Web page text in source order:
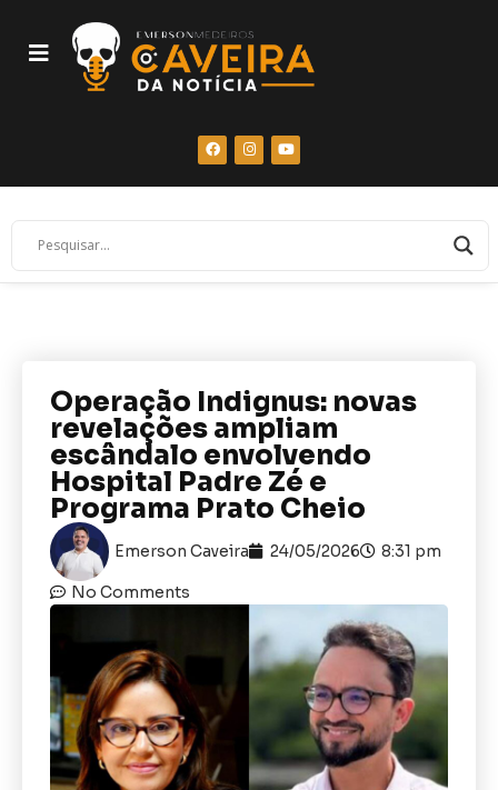
Operação Indignus: novas
revelações ampliam
escândalo envolvendo
Hospital Padre Zé e
Programa Prato Cheio
Emerson Caveira 24/05/2026 8:31 pm
No Comments